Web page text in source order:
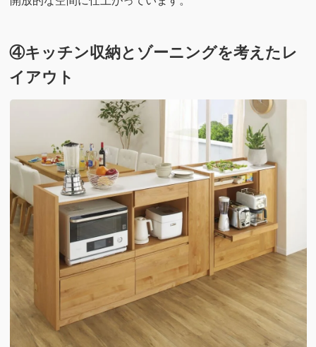
④キッチン収納とゾーニングを考えたレ
イアウト